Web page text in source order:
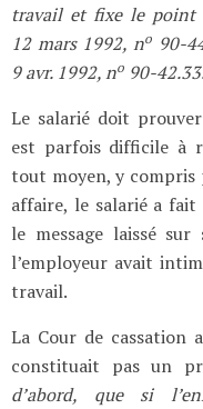
travail et fixe le point
12 mars 1992, no 90-
9 avr. 1992, no 90-
Le salarié doit
est parfois difficile à
tout moyen, y compris
affaire, le salarié a
le message laissé
l’employeur avait
travail.
La Cour de cassation
constituait pas un
d’abord, que si